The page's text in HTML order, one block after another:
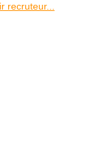
recruteur...